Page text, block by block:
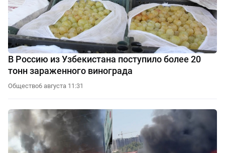
В Россию из Узбекистана поступило более 20
тонн зараженного винограда
Общество6 августа 11:31